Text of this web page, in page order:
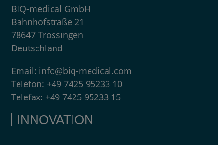
BIQ-medical GmbH
Bahnhofstraße 21
78647 Trossingen
Deutschland
Email: info@biq-medical.com
Telefon: +49 7425 95233 10
Telefax: +49 7425 95233 15
INNOVATION